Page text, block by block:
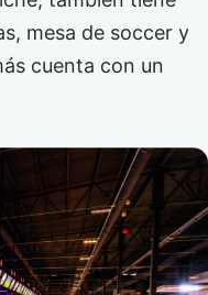
mesa de soccer y
cuenta con un